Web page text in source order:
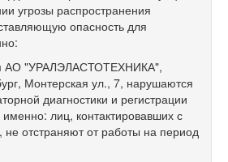
угрозы распространения
опасность для
АО "УРАЛЭЛАСТОТЕХНИКА",
Монтерская ул., 7, нарушаются
диагностики и регистрации
лиц, контактировавших с
отстраняют от работы на период